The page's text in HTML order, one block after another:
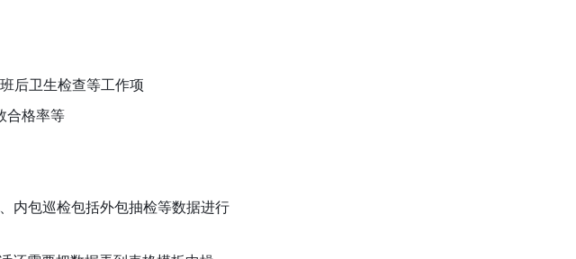
后卫生检查等工作项
合格率等
内包巡检包括外包抽检等数据进行